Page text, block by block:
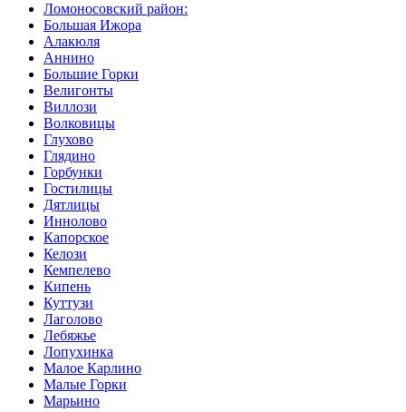
Ломоносовский район:
Большая Ижора
Алакюля
Аннино
Большие Горки
Велигонты
Виллози
Волковицы
Глухово
Глядино
Горбунки
Гостилицы
Дятлицы
Иннолово
Капорское
Келози
Кемпелево
Кипень
Куттузи
Лаголово
Лебяжье
Лопухинка
Малое Карлино
Малые Горки
Марьино